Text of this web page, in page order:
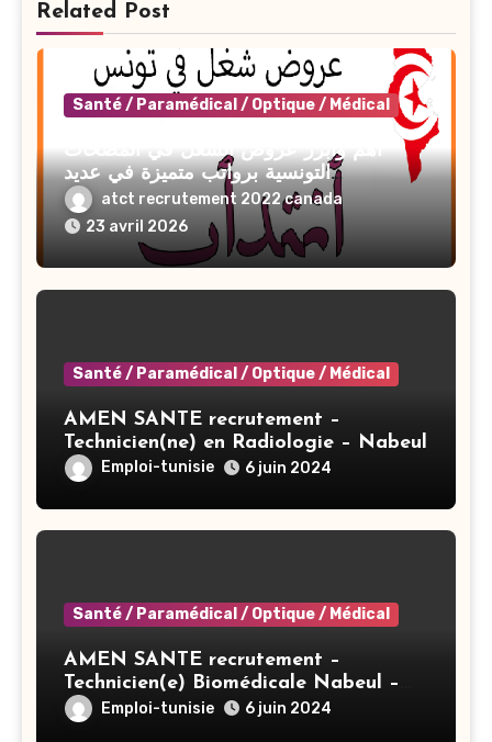
Related Post
Santé / Paramédical / Optique / Médical
أهم وأبرز عروض الشغل في المصحات
التونسية برواتب متميزة في عديد
الإختصاصات 2026
atct recrutement 2022 canada
23 avril 2026
Santé / Paramédical / Optique / Médical
AMEN SANTE recrutement –
Technicien(ne) en Radiologie – Nabeul
Emploi-tunisie 6 juin 2024
Santé / Paramédical / Optique / Médical
AMEN SANTE recrutement –
Technicien(e) Biomédicale Nabeul –
NabeulEmploi-tunisie 6 juin 2024